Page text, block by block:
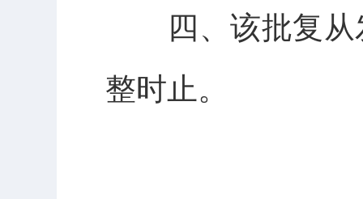
四、该批复从
整时止。